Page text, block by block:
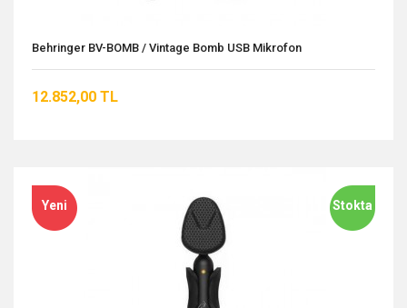
Behringer BV-BOMB / Vintage Bomb USB Mikrofon
12.852,00 TL
Stokta
Yeni